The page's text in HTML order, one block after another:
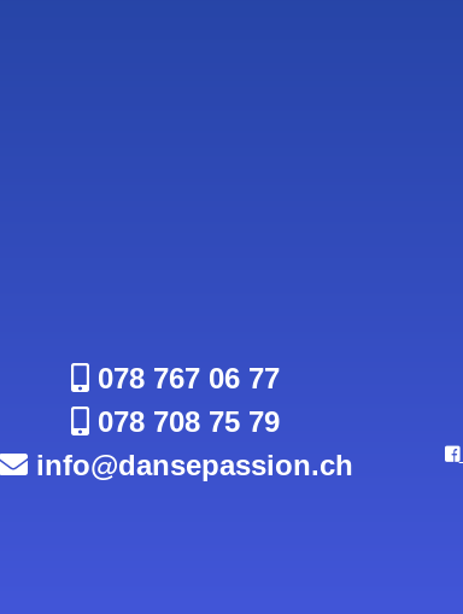
078 767 06 77
078 708 75 79
info
dansepassion.ch